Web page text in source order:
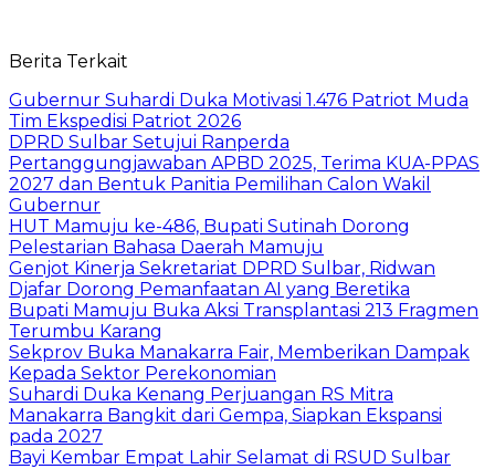
Berita Terkait
Gubernur Suhardi Duka Motivasi 1.476 Patriot Muda
Tim Ekspedisi Patriot 2026
DPRD Sulbar Setujui Ranperda
Pertanggungjawaban APBD 2025, Terima KUA-PPAS
2027 dan Bentuk Panitia Pemilihan Calon Wakil
Gubernur
HUT Mamuju ke-486, Bupati Sutinah Dorong
Pelestarian Bahasa Daerah Mamuju
Genjot Kinerja Sekretariat DPRD Sulbar, Ridwan
Djafar Dorong Pemanfaatan AI yang Beretika
Bupati Mamuju Buka Aksi Transplantasi 213 Fragmen
Terumbu Karang
Sekprov Buka Manakarra Fair, Memberikan Dampak
Kepada Sektor Perekonomian
Suhardi Duka Kenang Perjuangan RS Mitra
Manakarra Bangkit dari Gempa, Siapkan Ekspansi
pada 2027
Bayi Kembar Empat Lahir Selamat di RSUD Sulbar